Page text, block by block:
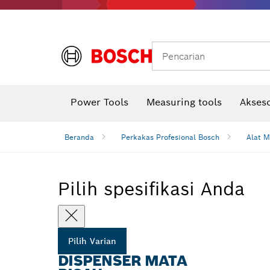
Pencarian
Power Tools Measuring tools
Beranda Perkakas Profesional Bosch Alat
Pilih spesifikasi Anda
Pilih Varian
DISPENSER MATA